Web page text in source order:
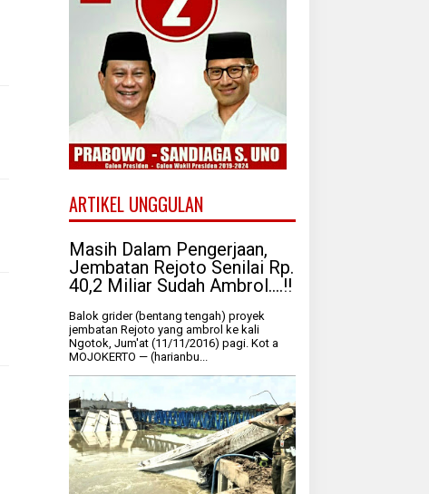
ARTIKEL UNGGULAN
Masih Dalam Pengerjaan,
Jembatan Rejoto Senilai Rp.
40,2 Miliar Sudah Ambrol....!!
Balok grider (bentang tengah) proyek
jembatan Rejoto yang ambrol ke kali
Ngotok, Jum'at (11/11/2016) pagi. Kot a
MOJOKERTO — (harianbu...